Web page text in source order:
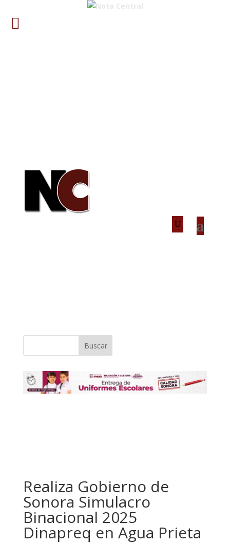
Buscar
Realiza Gobierno de
Sonora Simulacro
Binacional 2025
Dinapreq en Agua Prieta